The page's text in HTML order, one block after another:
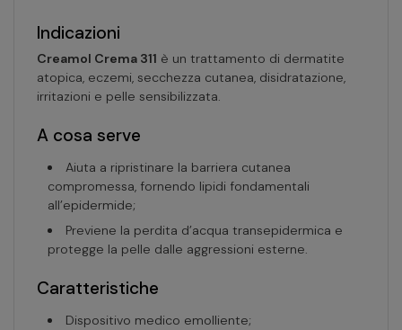
Indicazioni
Creamol Crema 311 è un trattamento di dermatite
atopica, eczemi, secchezza cutanea, disidratazione,
irritazioni e pelle sensibilizzata.
A cosa serve
Aiuta a ripristinare la barriera cutanea
compromessa, fornendo lipidi fondamentali
all’epidermide;
Previene la perdita d’acqua transepidermica e
protegge la pelle dalle aggressioni esterne.
Caratteristiche
Dispositivo medico emolliente;